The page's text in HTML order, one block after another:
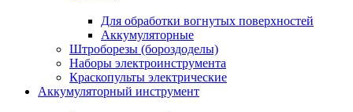
Для обработки вогнутых поверхностей
Аккумуляторные
Штроборезы (бороздоделы)
Наборы электроинструмента
Краскопульты электрические
Аккумуляторный инструмент